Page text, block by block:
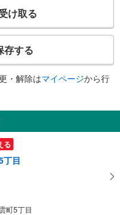
ムあり！
低金利になるように審査が可
より多くの知見がございます
け取る
存する
・解除はマイページから行
る
丁目
町5丁目